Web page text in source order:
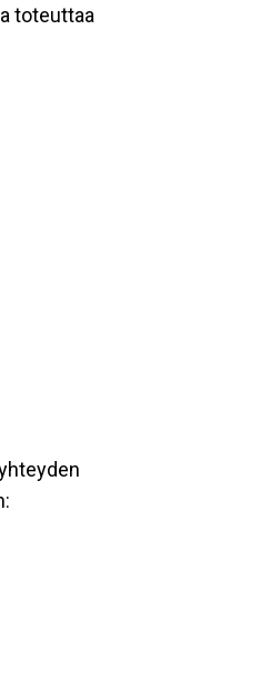
toteuttaa